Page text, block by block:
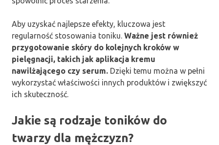
Aby uzyskać najlepsze efekty, kluczowa jest
regularność stosowania toniku. Ważne jest również
przygotowanie skóry do kolejnych kroków w
pielęgnacji, takich jak aplikacja kremu
nawilżającego czy serum. Dzięki temu można w pełni
wykorzystać właściwości innych produktów i zwiększyć
ich skuteczność.
Jakie są rodzaje toników do
twarzy dla mężczyzn?